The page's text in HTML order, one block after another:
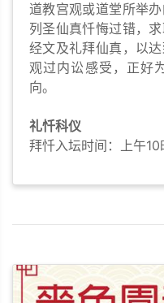
道教宫观或道堂所举
列圣仙真忏悔过错，
经文及礼拜仙真，以
观过内讼感受，正好
向。
礼忏科仪
拜忏入坛时间：上午